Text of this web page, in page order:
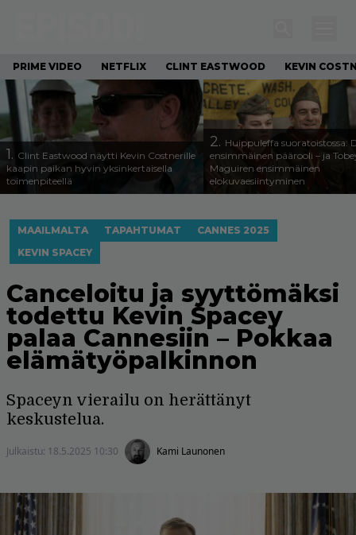
PRIME VIDEO NETFLIX CLINT EASTWOOD KEVIN
1. Clint Eastwood näytti Kevin Costnerille
kaapin paikan hyvin yksinkertaisella
toimenpiteellä
2. Huippuleffa suoratoistossa:
ensimmäinen päärooli – ja
Maguiren ensimmäinen
elokuvaesiintyminen
MAAILMALTA TAPAHTUMAT
CANNES 2025
KEVIN SPACEY
Canceloitu ja syyttömäksi
todettu Kevin Spacey
palaa Cannesiin – Pokkaa
elämätyöpalkinnon
Spaceyn vierailu on herättänyt
keskustelua.
Julkaistu: 18.5.2025 10:30 Kami Launonen